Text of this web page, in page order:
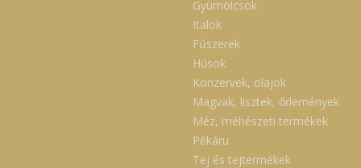
Gyümölcsök
Italok
Fűszerek
Húsok
Konzervek, olajok
Magvak, lisztek, őrlemények
Méz, méhészeti termékek
Pékáru
Tej és tejtermékek